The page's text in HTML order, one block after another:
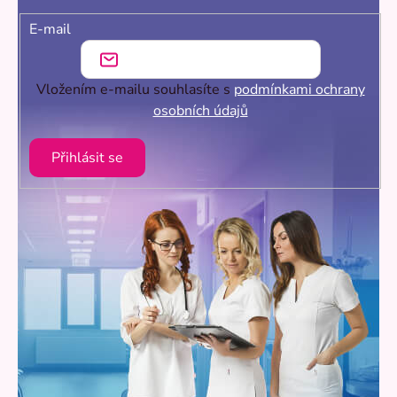
E-mail
Vložením e-mailu souhlasíte s podmínkami ochrany
osobních údajů
Přihlásit se